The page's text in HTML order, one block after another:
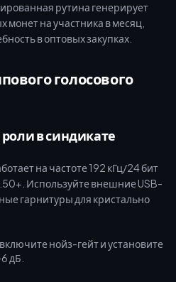
рутина генерирует
на участника в месяц,
в оптовых закупках.
голосового
в синдикате
на частоте 192 кГц/24 бит
Используйте внешние USB-
гарнитуры для кристально
нойз-гейт и установите
дБ.